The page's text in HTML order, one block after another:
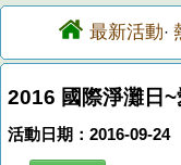
最新活動·
2016 國際淨灘日
活動日期：2016-09-24